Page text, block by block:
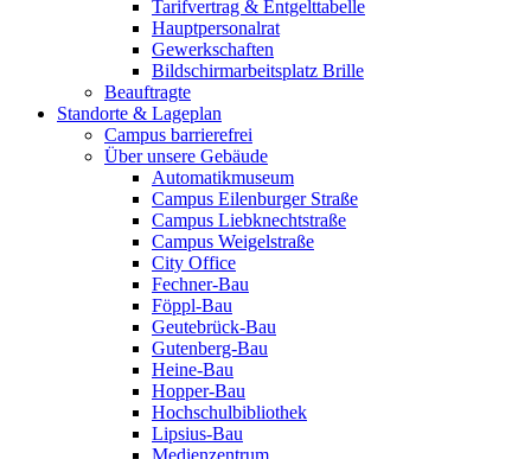
Tarifvertrag & Entgelttabelle
Hauptpersonalrat
Gewerkschaften
Bildschirmarbeitsplatz Brille
Beauftragte
Standorte & Lageplan
Campus barrierefrei
Über unsere Gebäude
Automatikmuseum
Campus Eilenburger Straße
Campus Liebknechtstraße
Campus Weigelstraße
City Office
Fechner-Bau
Föppl-Bau
Geutebrück-Bau
Gutenberg-Bau
Heine-Bau
Hopper-Bau
Hochschulbibliothek
Lipsius-Bau